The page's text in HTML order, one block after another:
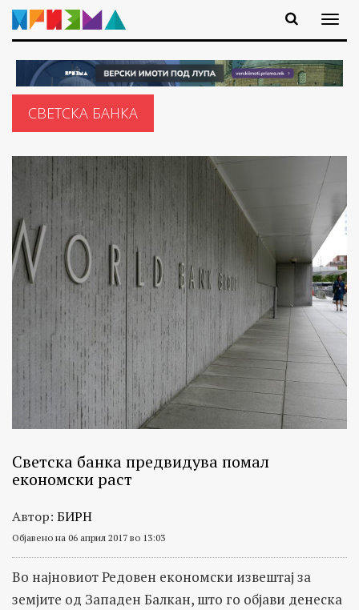
СВЕТСКА БАНКА
Светска банка предвидува помал
економски раст
Автор: БИРН
Објавено на 06 април 2017 во 13:03
Во најновиот Редовен економски извештај за
земјите од Западен Балкан, што го објави денеска